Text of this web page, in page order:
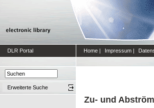
DLR Portal Home | Impressum |
Erweiterte Suche
Zu- und